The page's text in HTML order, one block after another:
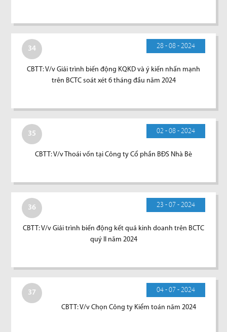
34 28 - 08 - 2024
CBTT: V/v Giải trình biến động KQKD và ý kiến nhấn mạnh
trên BCTC soát xét 6 tháng đầu năm 2024
35 02 - 08 - 2024
CBTT: V/v Thoái vốn tại Công ty Cổ phần BĐS Nhà Bè
36 23 - 07 - 2024
CBTT: V/v Giải trình biến động kết quả kinh doanh trên BCTC
quý II năm 2024
37 04 - 07 - 2024
CBTT: V/v Chọn Công ty Kiểm toán năm 2024